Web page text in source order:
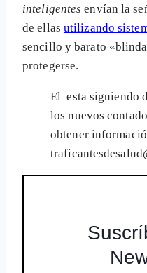
inteligentes envían la
de ellas utilizando
sencillo y barato
protegerse.
El esta siguiendo
los nuevos
obtener